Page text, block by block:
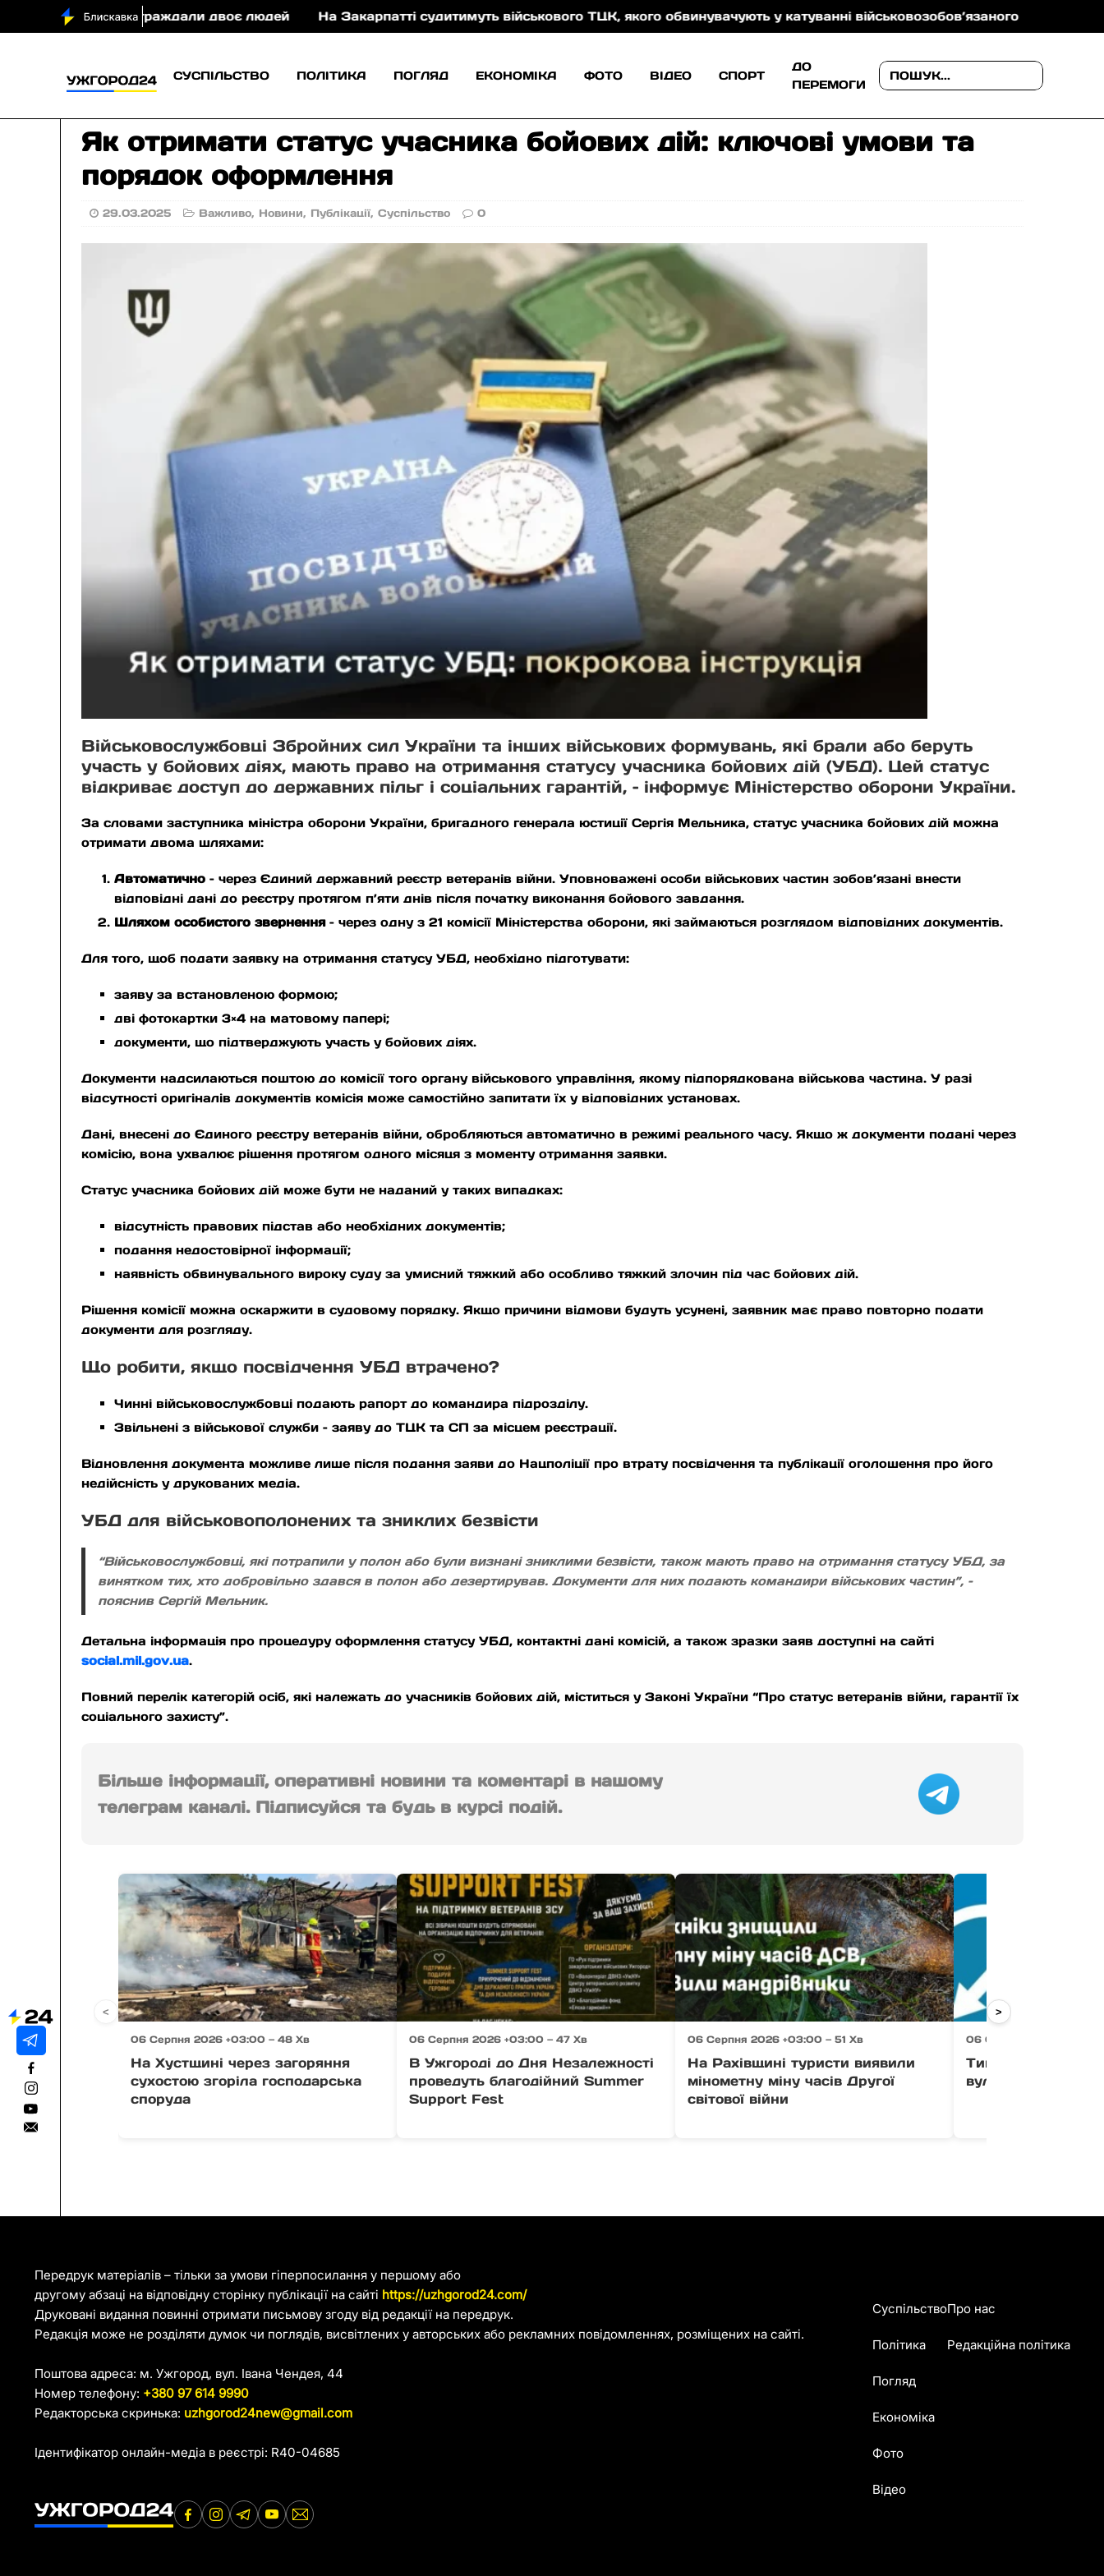
постраждали двоє людей На Закарпатті судитимуть військового ТЦК, якого обвинувачують у катуванні військовозобов’язаного На Ужгородщині
СУСПІЛЬСТВО ПОЛІТИКА ПОГЛЯД ЕКОНОМІКА ФОТО ВІДЕО СПОРТ
ДО
ПЕРЕМОГИ
Як отримати статус учасника бойових дій: ключові умови та
порядок оформлення
29.03.2025 Важливо, Новини, Публікації,Суспільство 0
Військовослужбовці Збройних сил України та інших військових формувань, які брали або беруть
участь у бойових діях, мають право на отримання статусу учасника бойових дій (УБД). Цей статус
відкриває доступ до державних пільг і соціальних гарантій, – інформує Міністерство оборони України.
За словами заступника міністра оборони України, бригадного генерала юстиції Сергія Мельника, статус учасника бойових дій можна
отримати двома шляхами:
Автоматично – через Єдиний державний реєстр ветеранів війни. Уповноважені особи військових частин зобов’язані внести
відповідні дані до реєстру протягом п’яти днів після початку виконання бойового завдання.
Шляхом особистого звернення– через одну з 21 комісії Міністерства оборони, які займаються розглядом відповідних документів.
Для того, щоб подати заявку на отримання статусу УБД, необхідно підготувати:
заяву за встановленою формою;
дві фотокартки 3×4 на матовому папері;
документи, що підтверджують участь у бойових діях.
Документи надсилаються поштою до комісії того органу військового управління, якому підпорядкована військова частина. У разі
відсутності оригіналів документів комісія може самостійно запитати їх у відповідних установах.
Дані, внесені до Єдиного реєстру ветеранів війни, обробляються автоматично в режимі реального часу. Якщо ж документи подані через
комісію, вона ухвалює рішення протягом одного місяця з моменту отримання заявки.
Статус учасника бойових дій може бути не наданий у таких випадках:
відсутність правових підстав або необхідних документів;
подання недостовірної інформації;
наявність обвинувального вироку суду за умисний тяжкий або особливо тяжкий злочин під час бойових дій.
Рішення комісії можна оскаржити в судовому порядку. Якщо причини відмови будуть усунені, заявник має право повторно подати
документи для розгляду.
Що робити, якщо посвідчення УБД втрачено?
Чинні військовослужбовці подають рапорт до командира підрозділу.
Звільнені з військової служби – заяву до ТЦК та СП за місцем реєстрації.
Відновлення документа можливе лише після подання заяви до Нацполіції про втрату посвідчення та публікації оголошення про його
недійсність у друкованих медіа.
УБД для військовополонених та зниклих безвісти
“Військовослужбовці, які потрапили у полон або були визнані зниклими безвісти, також мають право на отримання статусу УБД, за
винятком тих, хто добровільно здався в полон або дезертирував. Документи для них подають командири військових частин”, –
пояснив Сергій Мельник.
Детальна інформація про процедуру оформлення статусу УБД, контактні дані комісій, а також зразки заяв доступні на сайті
social.mil.gov.ua.
Повний перелік категорій осіб, які належать до учасників бойових дій, міститься у Законі України “Про статус ветеранів війни, гарантії їх
соціального захисту”.
Більше інформації, оперативні новини та коментарі в нашому
телеграм каналі. Підписуйся та будь в курсі подій.
06 Серпня 2026 +03:00 — 48 Хв
На Хустщині через загоряння
сухостою згоріла господарська
споруда
06 Серпня 2026 +03:00 — 47 Хв
В Ужгороді до Дня Незалежності
проведуть благодійний Summer
Support Fest
06 Серпня 2026 +03:00 — 51 Хв
На Рахівщині туристи виявили
мінометну міну часів Другої
світової війни
06 Серпня 2026 +03:00
Тимчасово
вулиці
< >
Передрук матеріалів – тільки за умови гіперпосилання у першому або
другому абзаці на відповідну сторінку публікації на сайті https://uzhgorod24.com/
Друковані видання повинні отримати письмову згоду від редакції на передрук.
Редакція може не розділяти думок чи поглядів, висвітлених у авторських або рекламних повідомленнях, розміщених на сайті.
Поштова адреса: м. Ужгород, вул. Івана Чендея, 44
Номер телефону: +380 97 614 9990
Редакторська скринька: uzhgorod24new@gmail.com
Ідентифікатор онлайн-медіа в реєстрі: R40-04685
Суспільство
Політика
Погляд
Економіка
Фото
Відео
Про нас
Редакційна політика